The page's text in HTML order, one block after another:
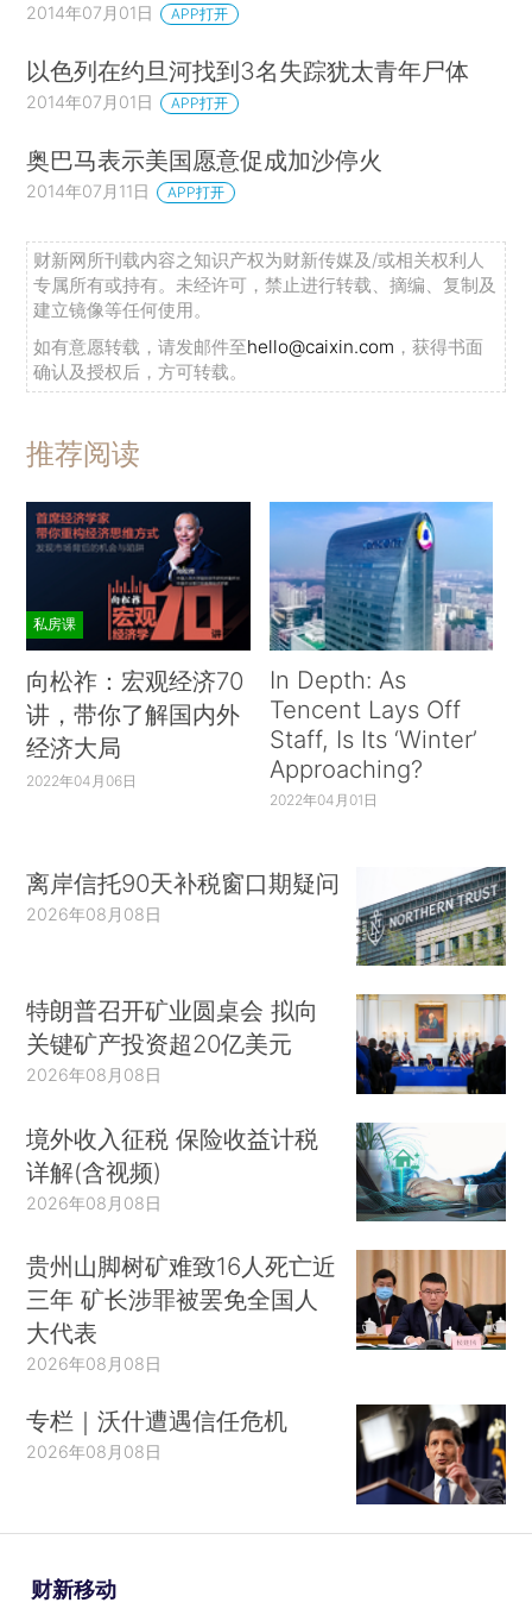
2014年07月01日 APP打开
以色列在约旦河找到3名失踪犹太青年尸体
2014年07月01日 APP打开
奥巴马表示美国愿意促成加沙停火
2014年07月11日 APP打开
财新网所刊载内容之知识产权为财新传媒及/或相关权利人
专属所有或持有。未经许可，禁止进行转载、摘编、复制及
建立镜像等任何使用。
如有意愿转载，请发邮件至hello@caixin.com ，获得书面
确认及授权后，方可转载。
推荐阅读
私房课
向松祚：宏观经济70
讲，带你了解国内外
经济大局
2022年04月06日
In Depth: As
Tencent Lays Off
Staff, Is Its ‘Winter’
Approaching?
2022年04月01日
离岸信托90天补税窗口期疑问
2026年08月08日
特朗普召开矿业圆桌会 拟向
关键矿产投资超20亿美元
2026年08月08日
境外收入征税 保险收益计税
详解(含视频)
2026年08月08日
贵州山脚树矿难致16人死亡近
三年 矿长涉罪被罢免全国人
大代表
2026年08月08日
专栏｜沃什遭遇信任危机
2026年08月08日
财新移动